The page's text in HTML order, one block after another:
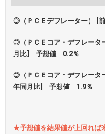
◎（ＰＣＥデフレーター）
◎（ＰＣＥコア・デフレータ
月比] 予想値 0.2％
◎（ＰＣＥコア・デフレータ
年同月比] 予想値 1.9％
★予想値を結果値が上回れば